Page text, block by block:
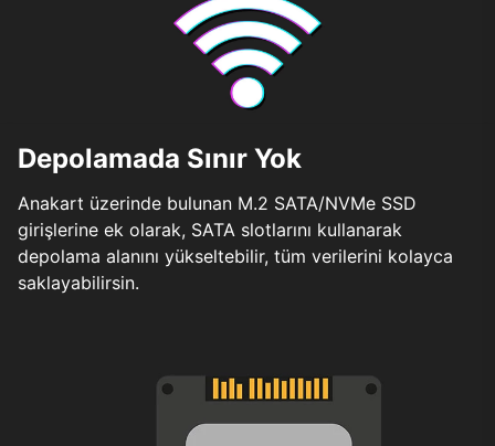
Depolamada Sınır Yok
Anakart üzerinde bulunan M.2 SATA/NVMe SSD
girişlerine ek olarak, SATA slotlarını kullanarak
depolama alanını yükseltebilir, tüm verilerini kolayca
saklayabilirsin.